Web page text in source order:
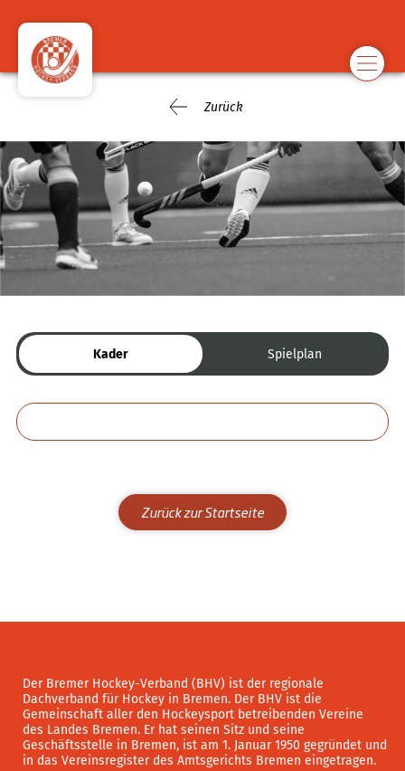
Zurück
Kader Spielplan
Zurück zur Startseite
Der Bremer Hockey-Verband (BHV) ist der regionale
Dachverband für Hockey in Bremen. Der BHV ist die
Gemeinschaft aller den Hockeysport betreibenden Vereine
des Landes Bremen. Er hat seinen Sitz und seine
Geschäftsstelle in Bremen, ist am 1. Januar 1950 gegründet und
in das Vereinsregister des Amtsgerichts Bremen eingetragen.